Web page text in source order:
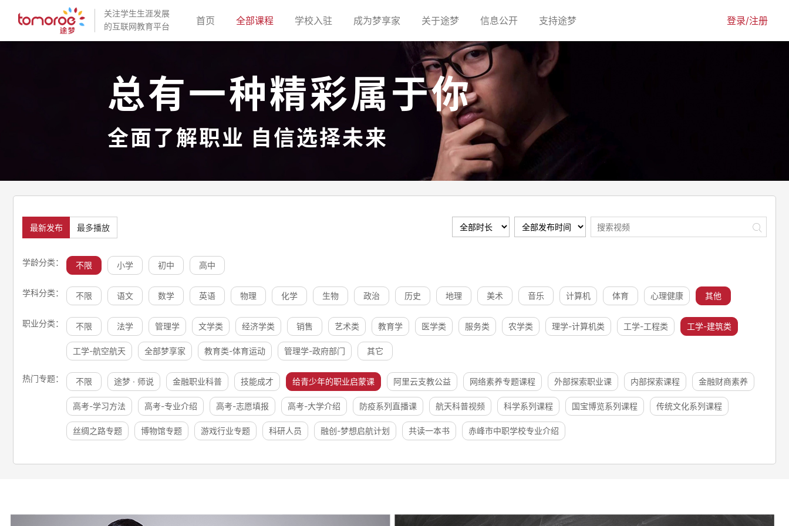
关注学生生涯发展
的互联网教育平台
首页(current)全部课程(current)学校入驻(current)成为梦享家(current)关于途梦(current)信息公开(current)支持途梦(current) 登录/注册
总有一种精彩属于你
全面了解职业 自信选择未来
最新发布 最多播放
学龄分类： 不限 小学 初中 高中
学科分类： 不限 语文 数学 英语 物理 化学 生物 政治 历史 地理 美术 音乐 计算机 体育 心理健康 其他
职业分类： 不限 法学 管理学 文学类 经济学类 销售 艺术类 教育学 医学类 服务类 农学类 理学-计算机类 工学-工程类 工学-建筑类
工学-航空航天 全部梦享家 教育类-体育运动 管理学-政府部门 其它
热门专题： 不限 途梦 · 师说 金融职业科普 技能成才 给青少年的职业启蒙课 阿里云支教公益 网络素养专题课程 外部探索职业课 内部探索课程 金融财商素养
高考-学习方法 高考-专业介绍 高考-志愿填报 高考-大学介绍 防疫系列直播课 航天科普视频 科学系列课程 国宝博览系列课程 传统文化系列课程
丝绸之路专题 博物馆专题 游戏行业专题 科研人员 融创-梦想启航计划 共读一本书 赤峰市中职学校专业介绍